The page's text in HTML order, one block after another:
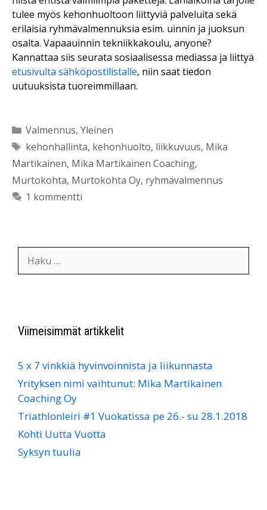
tulee myös kehonhuoltoon liittyviä palveluita sekä
erilaisia ryhmävalmennuksia esim. uinnin ja juoksun
osalta. Vapaauinnin tekniikkakoulu, anyone?
Kannattaa siis seurata sosiaalisessa mediassa ja liittyä
etusivulta sähköpostilistalle, niin saat tiedon
uutuuksista tuoreimmillaan.
Kategoriat
Valmennus, Yleinen
Avainsanat
kehonhallinta, kehonhuolto, liikkuvuus, Mika
Martikainen, Mika Martikainen Coaching,
Murtokohta, Murtokohta Oy, ryhmävalmennus
1 kommentti
Haku:
Viimeisimmät artikkelit
5 x 7 vinkkiä hyvinvoinnista ja liikunnasta
Yrityksen nimi vaihtunut: Mika Martikainen
Coaching Oy
Triathlonleiri #1 Vuokatissa pe 26.- su 28.1.2018
Kohti Uutta Vuotta
Syksyn tuulia